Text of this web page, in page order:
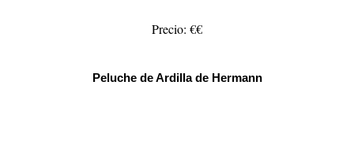
Precio: €€
Peluche de Ardilla de Hermann